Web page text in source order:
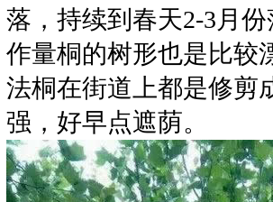
落，持续到春天2-3月
作量桐的树形也是比较
法桐在街道上都是修剪
强，好早点遮荫。